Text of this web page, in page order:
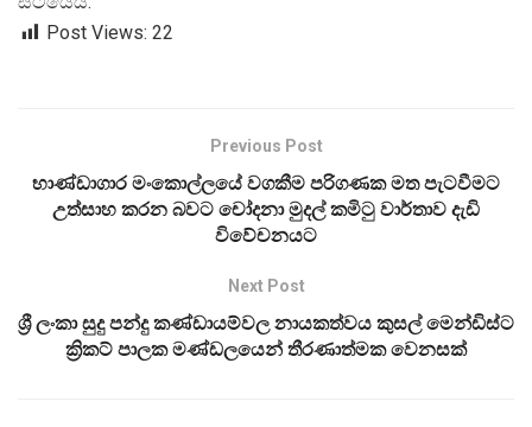
Post Views: 22
Previous Post
භාණ්ඩාගාර මංකොල්ලයේ වගකීම පරිගණක මත පැටවීමට
උත්සාහ කරන බවට චෝදනා මුදල් කමිටු වාර්තාව දැඩි
විවේචනයට
Next Post
ශ්‍රී ලංකා සුදු පන්දු කණ්ඩායම්වල නායකත්වය කුසල් මෙන්ඩිස්ට
ක්‍රිකට් පාලක මණ්ඩලයෙන් තීරණාත්මක වෙනසක්